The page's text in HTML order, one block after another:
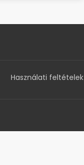
Használati feltételek